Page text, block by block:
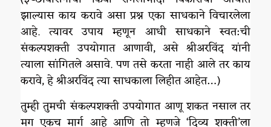
झाल्यास काय करावे असा प्रश्न एका साधकाने विचारलेला
आहे. त्यावर उपाय म्हणून आधी साधकाने स्वत:ची
संकल्पशक्ती उपयोगात आणावी, असे श्रीअरविंद यांनी
त्याला सांगितले असावे. पण तसे करता नाही आले तर काय
करावे, हे श्रीअरविंद त्या साधकाला लिहीत आहेत…)
तुम्ही तुमची संकल्पशक्ती उपयोगात आणू शकत नसाल तर
मग एकच मार्ग आहे आणि तो म्हणजे ‘दिव्य शक्ती’ला